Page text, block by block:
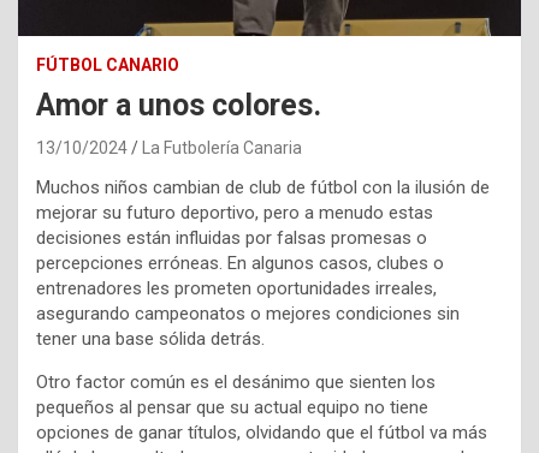
FÚTBOL CANARIO
Amor a unos colores.
13/10/2024 La Futbolería Canaria
Muchos niños cambian de club de fútbol con la ilusión de
mejorar su futuro deportivo, pero a menudo estas
decisiones están influidas por falsas promesas o
percepciones erróneas. En algunos casos, clubes o
entrenadores les prometen oportunidades irreales,
asegurando campeonatos o mejores condiciones sin
tener una base sólida detrás.
Otro factor común es el desánimo que sienten los
pequeños al pensar que su actual equipo no tiene
opciones de ganar títulos, olvidando que el fútbol va más